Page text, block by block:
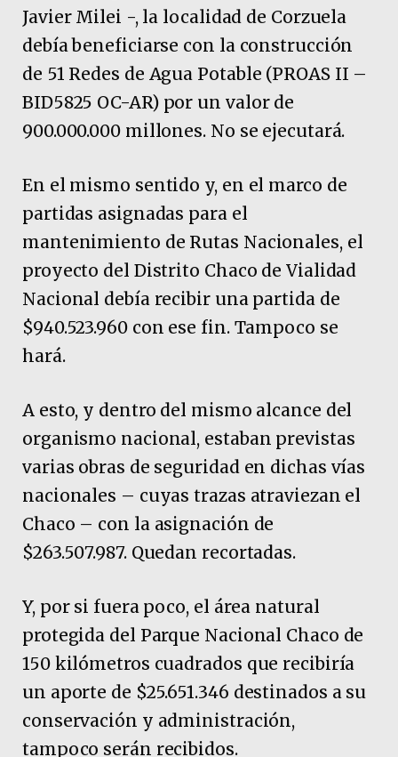
Javier Milei -, la localidad de Corzuela
debía beneficiarse con la construcción
de 51 Redes de Agua Potable (PROAS II –
BID5825 OC-AR) por un valor de
900.000.000 millones. No se ejecutará.
En el mismo sentido y, en el marco de
partidas asignadas para el
mantenimiento de Rutas Nacionales, el
proyecto del Distrito Chaco de Vialidad
Nacional debía recibir una partida de
$940.523.960 con ese fin. Tampoco se
hará.
A esto, y dentro del mismo alcance del
organismo nacional, estaban previstas
varias obras de seguridad en dichas vías
nacionales – cuyas trazas atraviezan el
Chaco – con la asignación de
$263.507.987. Quedan recortadas.
Y, por si fuera poco, el área natural
protegida del Parque Nacional Chaco de
150 kilómetros cuadrados que recibiría
un aporte de $25.651.346 destinados a su
conservación y administración,
tampoco serán recibidos.